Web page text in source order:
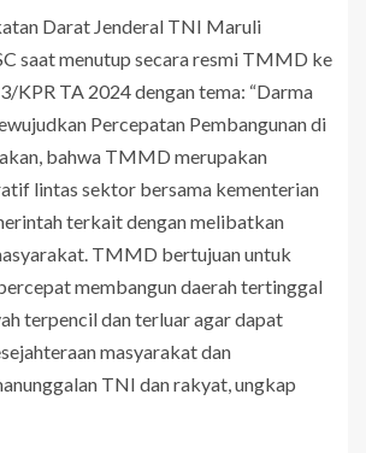
Darat Jenderal TNI Maruli
saat menutup secara resmi TMMD ke
KPR TA 2024 dengan tema: “Darma
Percepatan Pembangunan di
bahwa TMMD merupakan
lintas sektor bersama kementerian
terkait dengan melibatkan
TMMD bertujuan untuk
membangun daerah tertinggal
terpencil dan terluar agar dapat
masyarakat dan
TNI dan rakyat, ungkap